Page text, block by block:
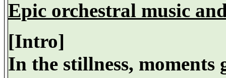
Epic orchestral music
[Intro]
In the stillness, moments